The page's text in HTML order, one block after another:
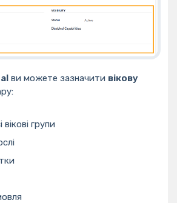
ви можете зазначити вікову
вікові групи